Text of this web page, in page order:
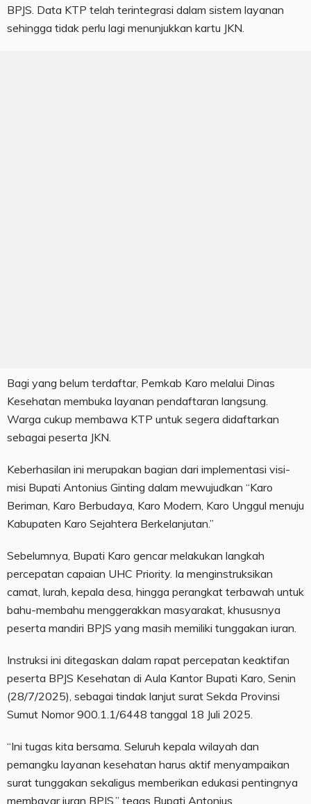
BPJS. Data KTP telah terintegrasi dalam sistem layanan
sehingga tidak perlu lagi menunjukkan kartu JKN.
Bagi yang belum terdaftar, Pemkab Karo melalui Dinas
Kesehatan membuka layanan pendaftaran langsung.
Warga cukup membawa KTP untuk segera didaftarkan
sebagai peserta JKN.
Keberhasilan ini merupakan bagian dari implementasi visi-
misi Bupati Antonius Ginting dalam mewujudkan “Karo
Beriman, Karo Berbudaya, Karo Modern, Karo Unggul menuju
Kabupaten Karo Sejahtera Berkelanjutan.”
Sebelumnya, Bupati Karo gencar melakukan langkah
percepatan capaian UHC Priority. Ia menginstruksikan
camat, lurah, kepala desa, hingga perangkat terbawah untuk
bahu-membahu menggerakkan masyarakat, khususnya
peserta mandiri BPJS yang masih memiliki tunggakan iuran.
Instruksi ini ditegaskan dalam rapat percepatan keaktifan
peserta BPJS Kesehatan di Aula Kantor Bupati Karo, Senin
(28/7/2025), sebagai tindak lanjut surat Sekda Provinsi
Sumut Nomor 900.1.1/6448 tanggal 18 Juli 2025.
“Ini tugas kita bersama. Seluruh kepala wilayah dan
pemangku layanan kesehatan harus aktif menyampaikan
surat tunggakan sekaligus memberikan edukasi pentingnya
membayar iuran BPJS,” tegas Bupati Antonius.